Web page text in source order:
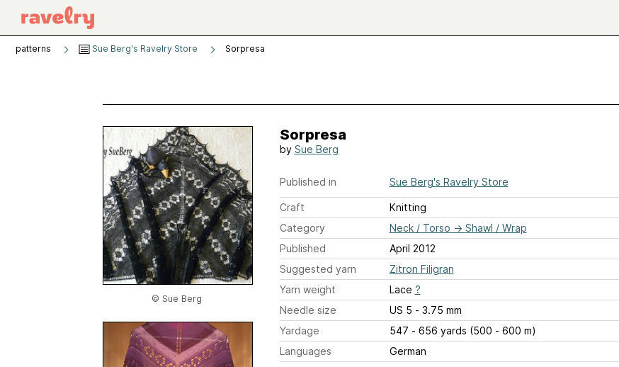
patterns Sue Berg's Ravelry Store Sorpresa
© Sue Berg
Sorpresa
by Sue Berg
Published in Sue Berg's Ravelry Store
Craft
Knitting
Category
Neck / Torso → Shawl / Wrap
Published
April 2012
Suggested yarn
Zitron Filigran
Yarn weight
Lace ?
Needle size
US 5 - 3.75 mm
Yardage
547 - 656 yards (500 - 600 m)
Languages
German